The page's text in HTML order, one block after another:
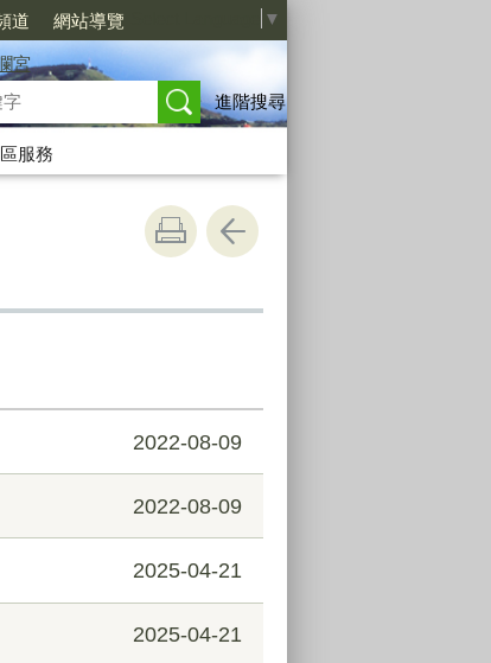
道 網站導覽 ▼
宮
進階搜尋
服務
2022-08-09
2022-08-09
2025-04-21
2025-04-21